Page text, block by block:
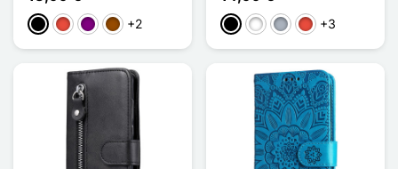
Schwarz
Rot ViolettBraun
+2 Schwarz
WeißGrauRot +3